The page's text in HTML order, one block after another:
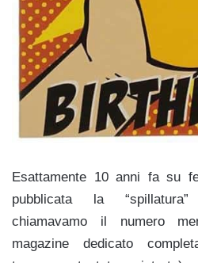
Esattamente 10 anni fa su
pubblicata la
chiamavamo il numero
magazine dedicato